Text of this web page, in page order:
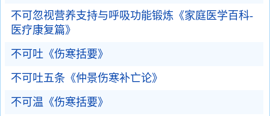
不可忽视营养支持与呼吸功能锻炼《家庭医学百科-
医疗康复篇》
不可吐《伤寒括要》
不可吐五条《仲景伤寒补亡论》
不可温《伤寒括要》